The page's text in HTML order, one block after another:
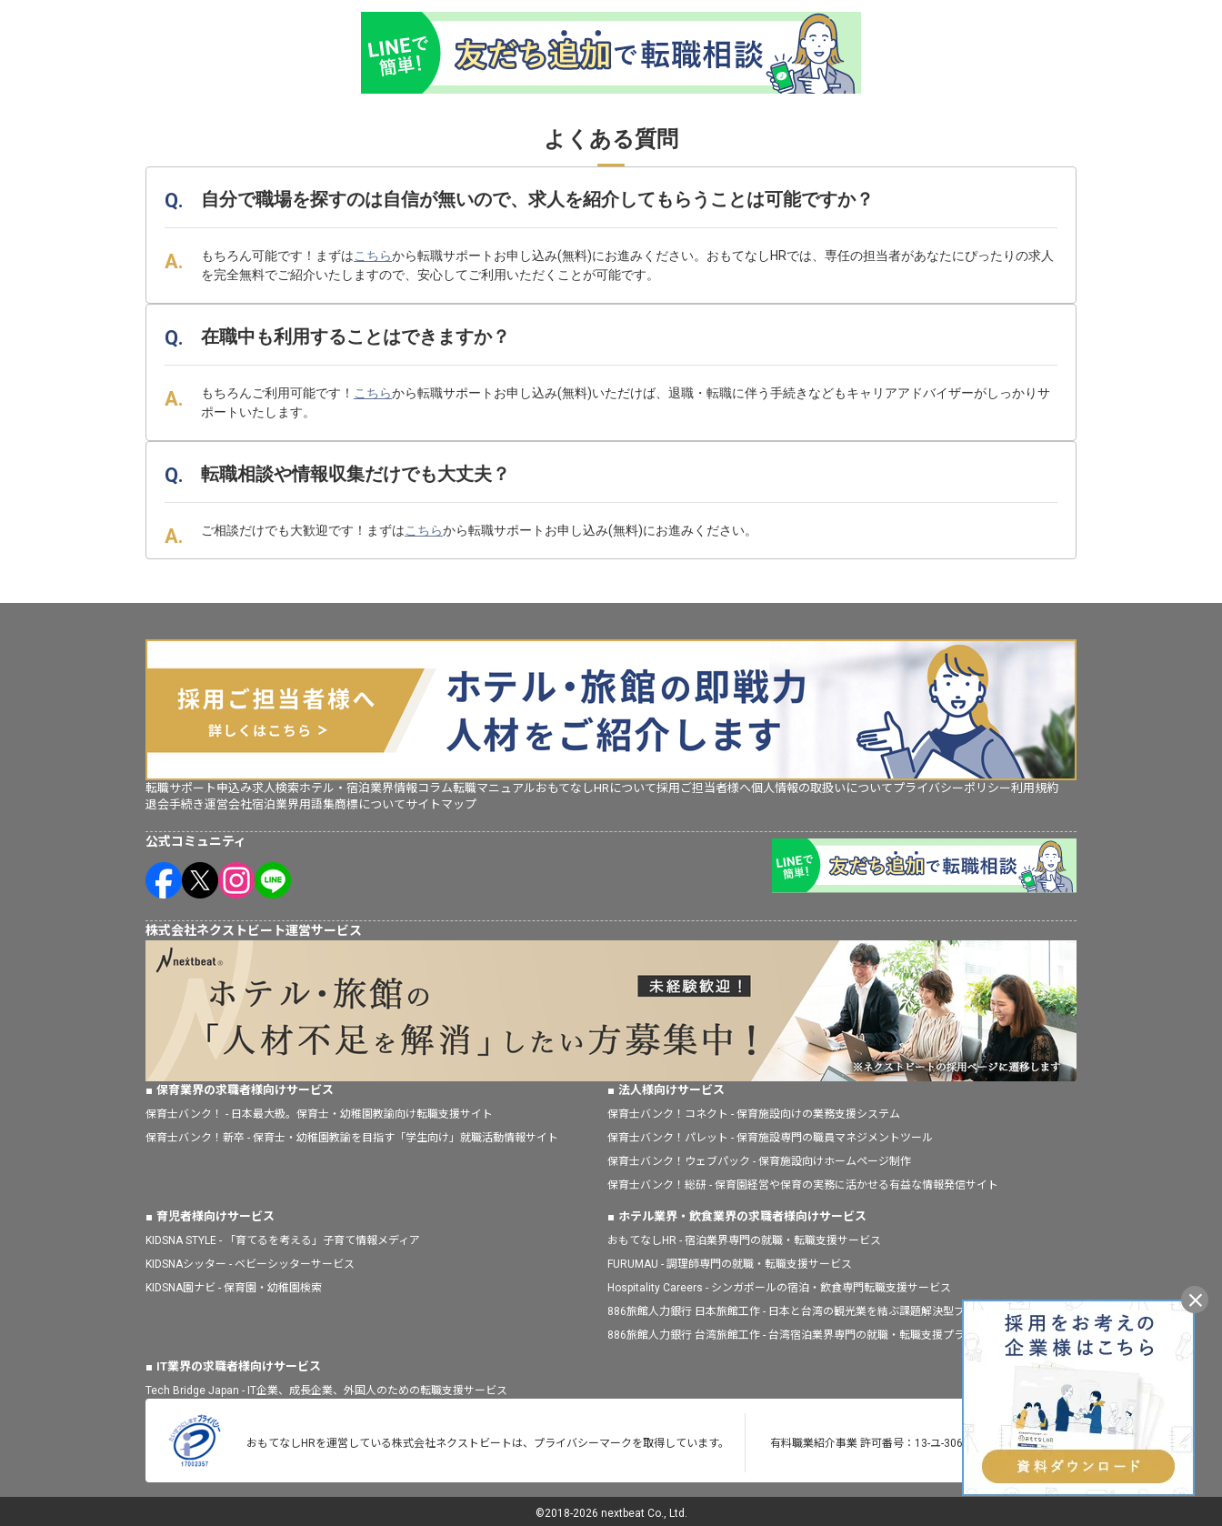
よくある質問
自分で職場を探すのは自信が無いので、求人を紹介してもらうことは可能ですか？
もちろん可能です！まずはこちらから転職サポートお申し込み(無料)にお進みください。おもてなしHRでは、専任の担当者があなたにぴったりの求人
を完全無料でご紹介いたしますので、安心してご利用いただくことが可能です。
在職中も利用することはできますか？
もちろんご利用可能です！ こちらから転職サポートお申し込み(無料)いただけば、退職・転職に伴う手続きなどもキャリアアドバイザーがしっかりサ
ポートいたします。
転職相談や情報収集だけでも大丈夫？
ご相談だけでも大歓迎です！まずはこちらから転職サポートお申し込み(無料)にお進みください。
転職サポート申込み求人検索ホテル・宿泊業界情報コラム転職マニュアルおもてなしHRについて採用ご担当者様へ個人情報の取扱いについてプライバシーポリシー利用規約
退会手続き運営会社宿泊業界用語集商標についてサイトマップ
公式コミュニティ
株式会社ネクストビート運営サービス
保育業界の求職者様向けサービス
保育士バンク！ - 日本最大級。保育士・幼稚園教諭向け転職支援サイト
保育士バンク！新卒 - 保育士・幼稚園教諭を目指す「学生向け」就職活動情報サイト
法人様向けサービス
保育士バンク！コネクト - 保育施設向けの業務支援システム
保育士バンク！パレット - 保育施設専門の職員マネジメントツール
保育士バンク！ウェブパック - 保育施設向けホームページ制作
保育士バンク！総研 - 保育園経営や保育の実務に活かせる有益な情報発信サイト
育児者様向けサービス
KIDSNA STYLE - 「育てるを考える」子育て情報メディア
KIDSNAシッター - ベビーシッターサービス
KIDSNA園ナビ - 保育園・幼稚園検索
ホテル業界・飲食業界の求職者様向けサービス
おもてなしHR - 宿泊業界専門の就職・転職支援サービス
FURUMAU - 調理師専門の就職・転職支援サービス
Hospitality Careers - シンガポールの宿泊・飲食専門転職支援サービス
886旅館人力銀行 日本旅館工作 - 日本と台湾の観光業を結ぶ課題解決型プラットフォーム
886旅館人力銀行 台湾旅館工作 - 台湾宿泊業界専門の就職・転職支援プラットフォーム
IT業界の求職者様向けサービス
Tech Bridge Japan - IT企業、成長企業、外国人のための転職支援サービス
おもてなしHRを運営している株式会社ネクストビートは、プライバシーマークを取得しています。 有料職業紹介事業 許可番号：13-ユ-306160
©2018-2026 nextbeat Co., Ltd.